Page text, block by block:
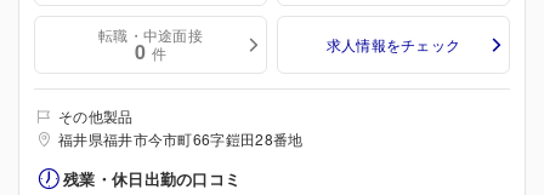
転職・中途面接
0 件 求人情報をチェック
その他製品
福井県福井市今市町66字鎧田28番地
残業・休日出勤の口コミ